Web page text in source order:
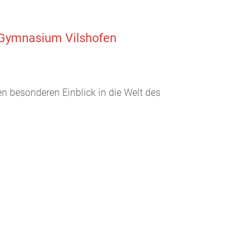
Vilshofen
besonderen Einblick in die Welt des